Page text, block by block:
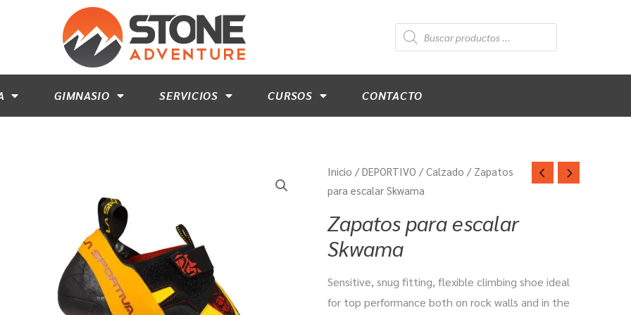
Búsqueda
de
productos
GIMNASIO SERVICIOS CURSOS CONTACTO
Inicio /DEPORTIVO /Calzado / Zapatos
para escalar Skwama
Zapatos para escalar
Skwama
Sensitive, snug fitting, flexible climbing shoe ideal
for top performance both on rock walls and in the